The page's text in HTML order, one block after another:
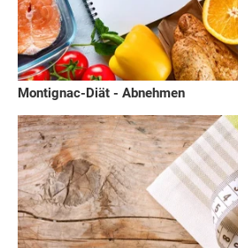
Montignac-Diät - Abnehmen